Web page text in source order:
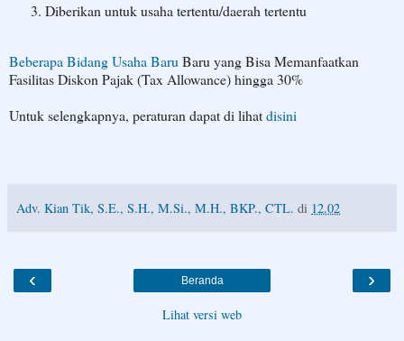
Diberikan untuk usaha tertentu/daerah tertentu
Beberapa Bidang Usaha Baru Baru yang Bisa Memanfaatkan
Fasilitas Diskon Pajak (Tax Allowance) hingga 30%
Untuk selengkapnya, peraturan dapat di lihatdisini
Adv. Kian Tik, S.E., S.H., M.Si., M.H., BKP., CTL. di 12.02
‹ ›
Beranda
Lihat versi web